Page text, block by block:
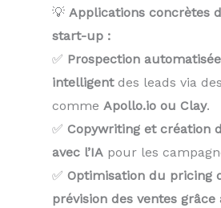
💡 Applications concrètes
start-up :
✅ Prospection
intelligentdes leads via
comme Apollo.io ou Clay.
✅ Copywriting et création
avec l’IA pour les
✅ Optimisation du pricing
prévision des ventes grâce